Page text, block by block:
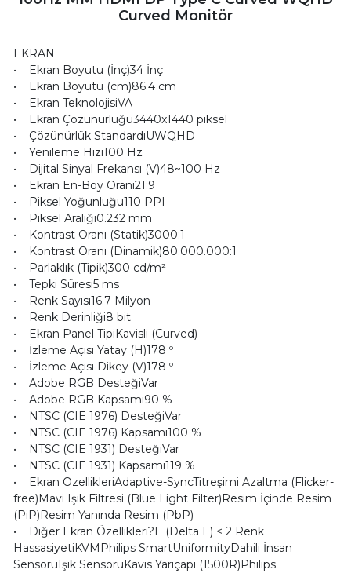
Curved Monitör
EKRAN
• Ekran Boyutu (İnç)34 İnç
• Ekran Boyutu (cm)86.4 cm
• Ekran TeknolojisiVA
• Ekran Çözünürlüğü3440x1440 piksel
• Çözünürlük StandardıUWQHD
• Yenileme Hızı100 Hz
• Dijital Sinyal Frekansı (V)48~100 Hz
• Ekran En-Boy Oranı21:9
• Piksel Yoğunluğu110 PPI
• Piksel Aralığı0.232 mm
• Kontrast Oranı (Statik)3000:1
• Kontrast Oranı (Dinamik)80.000.000:1
• Parlaklık (Tipik)300 cd/m²
• Tepki Süresi5 ms
• Renk Sayısı16.7 Milyon
• Renk Derinliği8 bit
• Ekran Panel TipiKavisli (Curved)
• İzleme Açısı Yatay (H)178 º
• İzleme Açısı Dikey (V)178 º
• Adobe RGB DesteğiVar
• Adobe RGB Kapsamı90 %
• NTSC (CIE 1976) DesteğiVar
• NTSC (CIE 1976) Kapsamı100 %
• NTSC (CIE 1931) DesteğiVar
• NTSC (CIE 1931) Kapsamı119 %
• Ekran ÖzellikleriAdaptive-SyncTitreşimi Azaltma (Flicker-
free)Mavi Işık Filtresi (Blue Light Filter)Resim İçinde Resim
(PiP)Resim Yanında Resim (PbP)
• Diğer Ekran Özellikleri?E (Delta E) < 2 Renk
HassasiyetiKVMPhilips SmartUniformityDahili İnsan
SensörüIşık SensörüKavis Yarıçapı (1500R)Philips